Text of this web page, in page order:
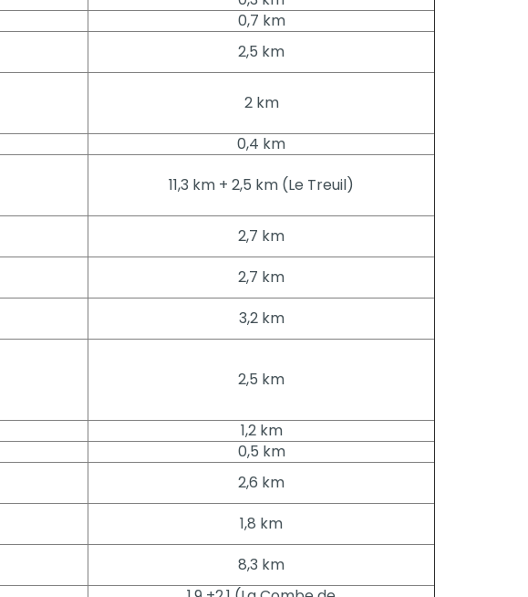
0,7 km
2,5 km
2 km
0,4 km
11,3 km + 2,5 km (Le Treuil)
2,7 km
2,7 km
3,2 km
2,5 km
1,2 km
0,5 km
2,6 km
1,8 km
8,3 km